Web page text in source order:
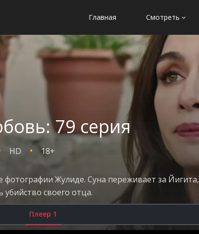
Главная Смотреть
79 серия
HD 18+
Жулиде. Суна переживает за Йигита,
своего отца.
Плеер 1